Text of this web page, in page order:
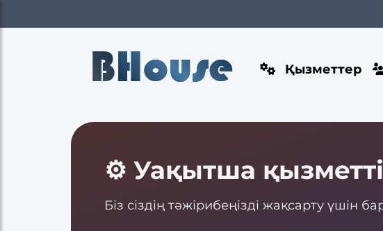
BHouse Қызметтер
⚙️ Уақытша
Біз сіздің тәжірибеңізді жақсарту үшін